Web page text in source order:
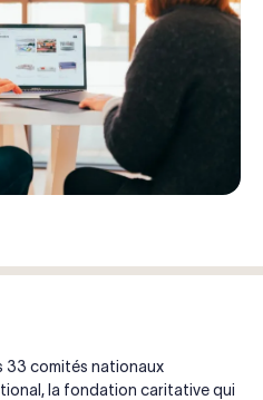
33 comités nationaux
la fondation caritative qui